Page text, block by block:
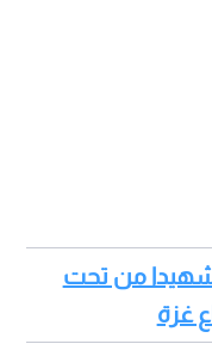
أيضا: انتشال جثامين 18 شهيدا من تحت
غزة